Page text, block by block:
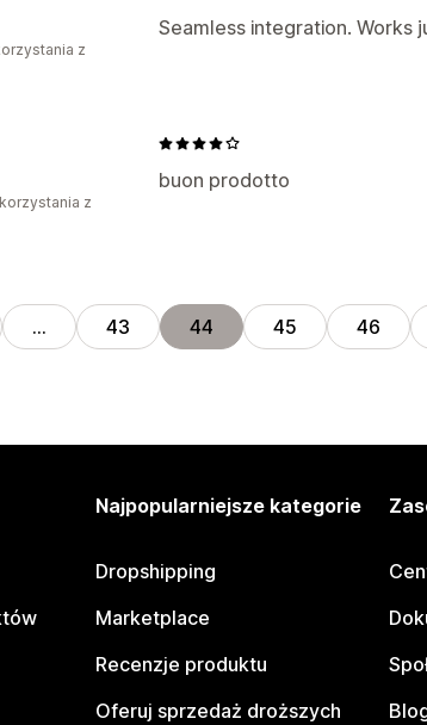
Seamless integration. Works
z
buon prodotto
z
… 43 44 45 46
Najpopularniejsze kategorie
Dropshipping
Marketplace
Recenzje produktu
Oferuj sprzedaż droższych